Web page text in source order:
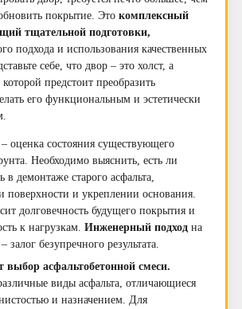
покрытие. Это комплексный
тщательной подготовки,
подхода и использования качественных
себе, что двор – это холст, а
которой предстоит преобразить
его функциональным и эстетически
оценка состояния существующего
Необходимо выяснить, есть ли
в демонтаже старого асфальта,
поверхности и укреплении основания.
долговечность будущего покрытия и
к нагрузкам. Инженерный подходна
залог безупречного результата.
выбор асфальтобетонной смеси.
виды асфальта, отличающиеся
и назначением. Для